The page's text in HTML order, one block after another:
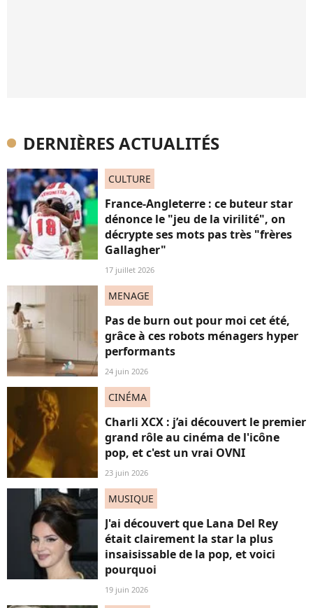
DERNIÈRES ACTUALITÉS
CULTURE
France-Angleterre : ce buteur star
dénonce le "jeu de la virilité", on
décrypte ses mots pas très "frères
Gallagher"
17 juillet 2026
MENAGE
Pas de burn out pour moi cet été,
grâce à ces robots ménagers hyper
performants
24 juin 2026
CINÉMA
Charli XCX : j’ai découvert le premier
grand rôle au cinéma de l'icône
pop, et c'est un vrai OVNI
23 juin 2026
MUSIQUE
J'ai découvert que Lana Del Rey
était clairement la star la plus
insaisissable de la pop, et voici
pourquoi
19 juin 2026